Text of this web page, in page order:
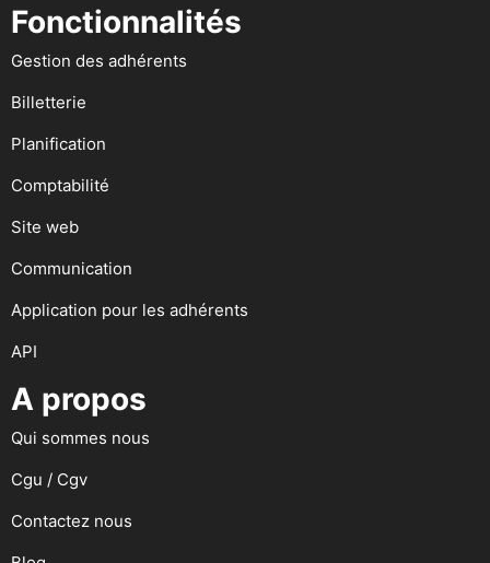
Fonctionnalités
Gestion des adhérents
Billetterie
Planification
Comptabilité
Site web
Communication
Application pour les adhérents
API
A propos
Qui sommes nous
Cgu / Cgv
Contactez nous